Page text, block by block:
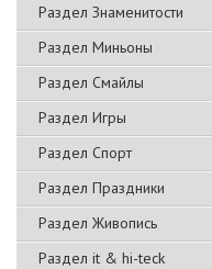
Раздел Знаменитости
Раздел Миньоны
Раздел Смайлы
Раздел Игры
Раздел Спорт
Раздел Праздники
Раздел Живопись
Раздел it & hi-teck